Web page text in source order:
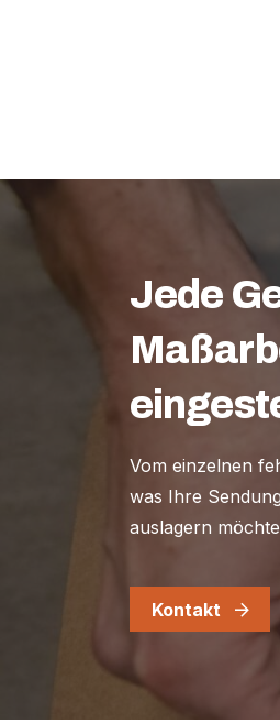
Jede
Vom einzelnen
was Ihre
auslagern
Kontakt